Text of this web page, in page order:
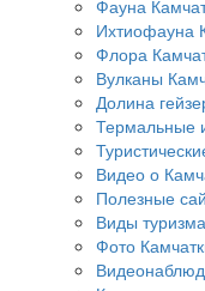
Фауна
Ихтиофауна
Флора
Вулканы
Долина
Термальные
Видео о
Полезные
Виды
Фото